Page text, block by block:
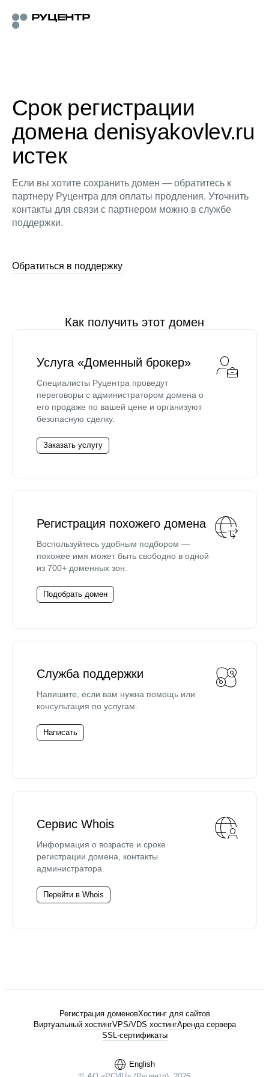
Срок регистрации
домена denisyakovlev.ru
истек
Если вы хотите сохранить домен — обратитесь к
партнеру Руцентра для оплаты продления. Уточнить
контакты для связи с партнером можно в службе
поддержки.
Обратиться в поддержку
Как получить этот домен
Услуга «Доменный брокер»
Специалисты Руцентра проведут
переговоры с администратором домена о
его продаже по вашей цене и организуют
безопасную сделку.
Заказать услугу
Регистрация похожего домена
Воспользуйтесь удобным подбором —
похожее имя может быть свободно в одной
из 700+ доменных зон.
Подобрать домен
Служба поддержки
Напишите, если вам нужна помощь или
консультация по услугам.
Написать
Сервис Whois
Информация о возрасте и сроке
регистрации домена, контакты
администратора.
Перейти в Whois
English
Регистрация доменовХостинг для сайтов
Виртуальный хостингVPS/VDS хостингАренда сервера
SSL-сертификаты